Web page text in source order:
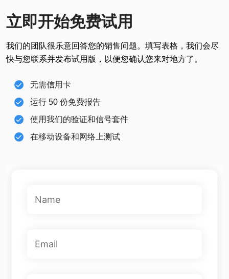
立即开始免费试用
我们的团队很乐意回答您的销售问题。填写表格，我们会尽
快与您联系并发布试用版，以便您确认您来对地方了。
无需信用卡
运行 50 份免费报告
使用我们的验证和信号套件
在移动设备和网络上测试